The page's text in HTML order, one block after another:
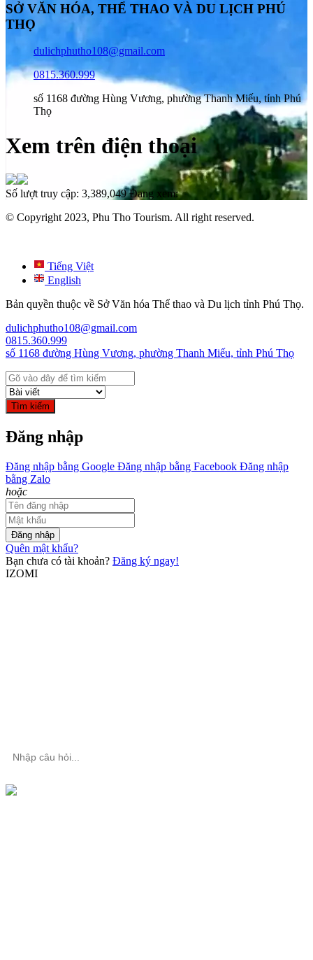
SỞ VĂN HÓA, THỂ THAO VÀ DU LỊCH PHÚ
THỌ
dulichphutho108@gmail.com
0815.360.999
số 1168 đường Hùng Vương, phường Thanh Miếu, tỉnh Phú
Thọ
Xem trên điện thoại
Số lượt truy cập: 3,389,049Đang xem:
© Copyright 2023, Phu Tho Tourism. All right reserved.
Tiếng Việt
English
Bản quyền thuộc về Sở Văn hóa Thể thao và Du lịch tỉnh Phú Thọ.
dulichphutho108@gmail.com
0815.360.999
số 1168 đường Hùng Vương, phường Thanh Miếu, tỉnh Phú Thọ
Tìm kiếm
Đăng nhập
Đăng nhập bằng Google Đăng nhập bằng Facebook Đăng nhập
bằng Zalo
hoặc
Đăng nhập
Quên mật khẩu?
Bạn chưa có tài khoản? Đăng ký ngay!
IZOMI